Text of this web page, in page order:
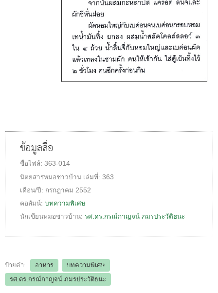
ข้อมูลสื่อ
ชื่อไฟล์: 363-014
นิตยสารหมอชาวบ้าน เล่มที่: 363
เดือน/ปี: กรกฎาคม 2552
คอลัมน์: บทความพิเศษ
นักเขียนหมอชาวบ้าน: รศ.ดร.กรณ์กาญจน์ ภมรประวัติธนะ
ป้ายคำ: อาหาร
บทความพิเศษ
รศ.ดร.กรณ์กาญจน์ ภมรประวัติธนะ